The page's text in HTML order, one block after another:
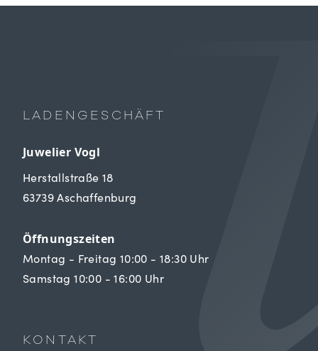
LADENGESCHÄFT
Juwelier Vogl
Herstallstraße 18
63739 Aschaffenburg
Öffnungszeiten
Montag - Freitag 10:00 - 18:30 Uhr
Samstag 10:00 - 16:00 Uhr
KONTAKT